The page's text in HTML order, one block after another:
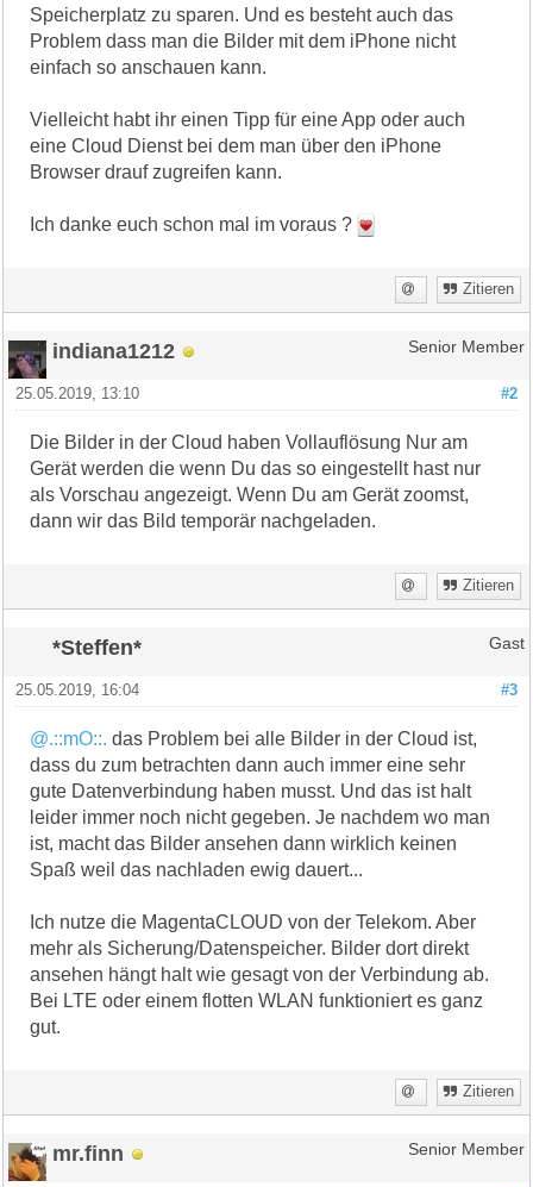
Speicherplatz zu sparen. Und es besteht auch das
Problem dass man die Bilder mit dem iPhone nicht
einfach so anschauen kann.
Vielleicht habt ihr einen Tipp für eine App oder auch
eine Cloud Dienst bei dem man über den iPhone
Browser drauf zugreifen kann.
Ich danke euch schon mal im voraus ?
Zitieren
indiana1212 Senior Member
#2
25.05.2019, 13:10
Die Bilder in der Cloud haben Vollauflösung Nur am
Gerät werden die wenn Du das so eingestellt hast nur
als Vorschau angezeigt. Wenn Du am Gerät zoomst,
dann wir das Bild temporär nachgeladen.
Zitieren
*Steffen* Gast
#3
25.05.2019, 16:04
@.::mO::. das Problem bei alle Bilder in der Cloud ist,
dass du zum betrachten dann auch immer eine sehr
gute Datenverbindung haben musst. Und das ist halt
leider immer noch nicht gegeben. Je nachdem wo man
ist, macht das Bilder ansehen dann wirklich keinen
Spaß weil das nachladen ewig dauert...
Ich nutze die MagentaCLOUD von der Telekom. Aber
mehr als Sicherung/Datenspeicher. Bilder dort direkt
ansehen hängt halt wie gesagt von der Verbindung ab.
Bei LTE oder einem flotten WLAN funktioniert es ganz
gut.
Zitieren
mr.finn Senior Member